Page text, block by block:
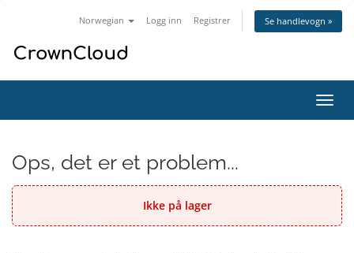
Norwegian Logg inn Registrer Se handlevogn »
Bytt
Ops, det er et problem...
Ikke på lager